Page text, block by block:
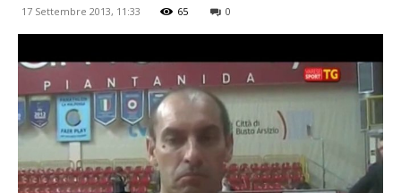
17 Settembre 2013, 11:33 65 0